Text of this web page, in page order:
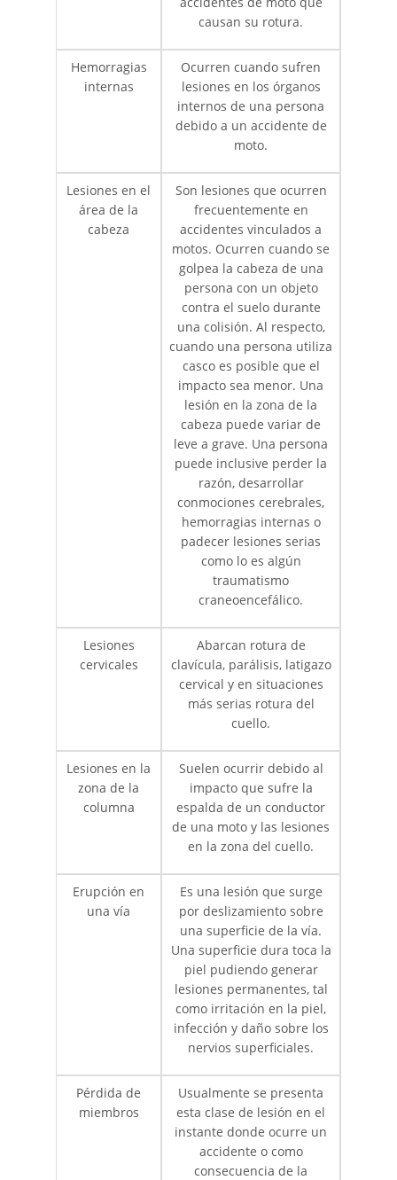
Building Your Case
Filing a Wrongful Death Claim
Statute of Limitations
Testimonials
causan su rotura.
Hemorragias
internas
Ocurren cuando sufren
lesiones en los órganos
internos de una persona
debido a un accidente de
moto.
Lesiones en el
área de la
cabeza
Son lesiones que ocurren
frecuentemente en
accidentes vinculados a
motos. Ocurren cuando se
golpea la cabeza de una
persona con un objeto
contra el suelo durante
una colisión. Al respecto,
cuando una persona utiliza
casco es posible que el
impacto sea menor. Una
lesión en la zona de la
cabeza puede variar de
leve a grave. Una persona
puede inclusive perder la
razón, desarrollar
conmociones cerebrales,
hemorragias internas o
padecer lesiones serias
como lo es algún
traumatismo
craneoencefálico.
Lesiones
cervicales
Abarcan rotura de
clavícula, parálisis, latigazo
cervical y en situaciones
más serias rotura del
cuello.
Lesiones en la
zona de la
columna
Suelen ocurrir debido al
impacto que sufre la
espalda de un conductor
de una moto y las lesiones
en la zona del cuello.
Erupción en
una vía
Es una lesión que surge
por deslizamiento sobre
una superficie de la vía.
Una superficie dura toca la
piel pudiendo generar
lesiones permanentes, tal
como irritación en la piel,
infección y daño sobre los
nervios superficiales.
Pérdida de
miembros
Usualmente se presenta
esta clase de lesión en el
instante donde ocurre un
accidente o como
consecuencia de la